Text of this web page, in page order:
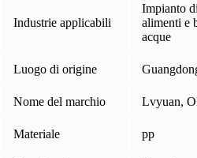
Industrie applicabili
Impianto
alimenti e
acque
Luogo di origine
Nome del marchio Lvyuan,
Materiale pp